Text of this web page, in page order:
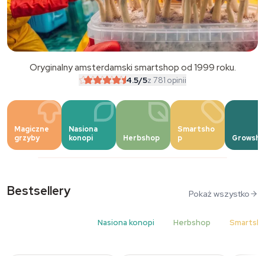
SALE
Wkładamy 'Fun' w Fungi
10% zniżki na wszystkie Azarius Grow Kits.
Oryginalny amsterdamski smartshop od 1999 roku.
4.5/5z 781 opinii
Magiczne
grzyby
Nasiona
konopi
Herbshop
Smartsho
p
Bestsellery Pokaż wszystko
Nasiona konopi Herbshop